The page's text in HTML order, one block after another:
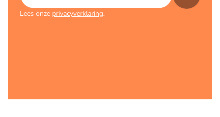
Lees onze privacyverklaring.